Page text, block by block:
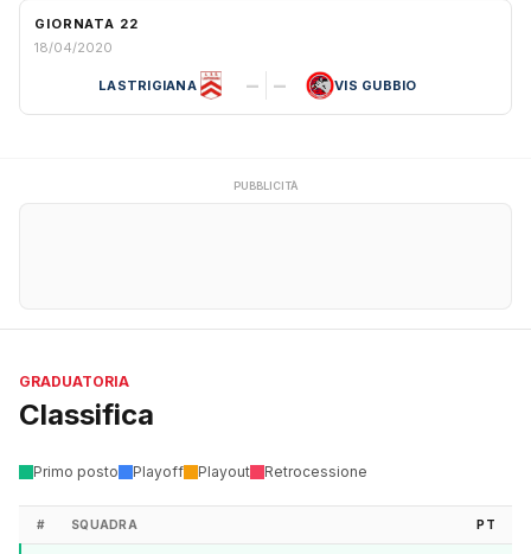
GIORNATA 22
18/04/2020
LASTRIGIANA – – VIS GUBBIO
PUBBLICITÀ
GRADUATORIA
Classifica
Primo posto Playoff Playout Retrocessione
# SQUADRA PT